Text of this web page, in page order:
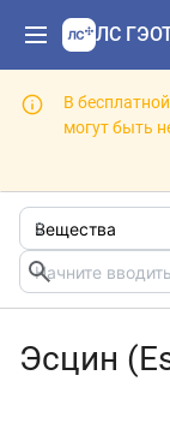
ЛС
В
могут быть
Эсцин